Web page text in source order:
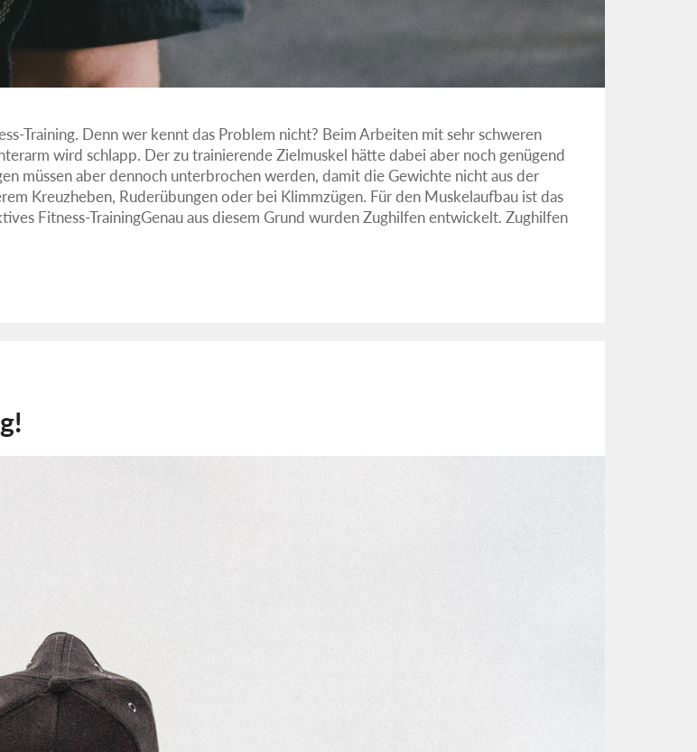
Training. Denn wer kennt das Problem nicht? Beim Arbeiten mit sehr schweren
wird schlapp. Der zu trainierende Zielmuskel hätte dabei aber noch genügend
müssen aber dennoch unterbrochen werden, damit die Gewichte nicht aus der
Kreuzheben, Ruderübungen oder bei Klimmzügen. Für den Muskelaufbau ist das
Fitness-TrainingGenau aus diesem Grund wurden Zughilfen entwickelt. Zughilfen